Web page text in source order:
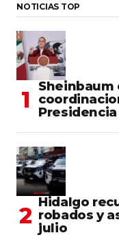
NOTICIAS TOP
Sheinbaum
Presidencia
Hidalgo
robados y
julio